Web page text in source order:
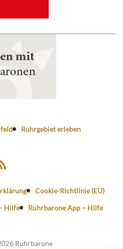
Ruhrgebiet erleben
Cookie-Richtlinie (EU)
Hilfe
Ruhrbarone App – Hilfe
Ruhrbarone